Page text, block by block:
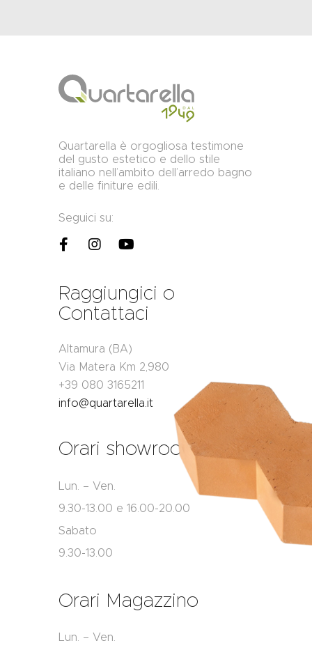
Quartarella è orgogliosa testimone
del gusto estetico e dello stile
italiano nell’ambito dell’arredo bagno
e delle finiture edili.
Seguici su:
Raggiungici o
Contattaci
Altamura (BA)
Via Matera Km 2,980
+39 080 3165211
info@quartarella.it
Orari showroom
Lun. – Ven.
9.30-13.00 e 16.00-20.00
Sabato
9.30-13.00
Orari Magazzino
Lun. – Ven.